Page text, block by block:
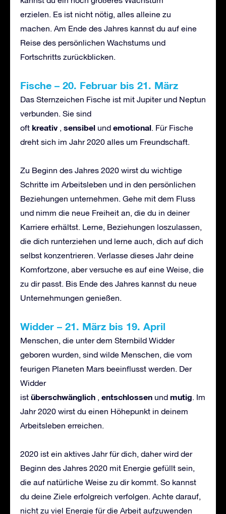
erzielen. Es ist nicht nötig, alles alleine zu
machen. Am Ende des Jahres kannst du auf eine
Reise des persönlichen Wachstums und
Fortschritts zurückblicken.
Fische – 20. Februar bis 21. März
Das Sternzeichen Fische ist mit Jupiter und Neptun
verbunden. Sie sind
oft kreativ , sensibel und emotional. Für Fische
dreht sich im Jahr 2020 alles um Freundschaft.
Zu Beginn des Jahres 2020 wirst du wichtige
Schritte im Arbeitsleben und in den persönlichen
Beziehungen unternehmen. Gehe mit dem Fluss
und nimm die neue Freiheit an, die du in deiner
Karriere erhältst. Lerne, Beziehungen loszulassen,
die dich runterziehen und lerne auch, dich auf dich
selbst konzentrieren. Verlasse dieses Jahr deine
Komfortzone, aber versuche es auf eine Weise, die
zu dir passt. Bis Ende des Jahres kannst du neue
Unternehmungen genießen.
Widder – 21. März bis 19. April
Menschen, die unter dem Sternbild Widder
geboren wurden, sind wilde Menschen, die vom
feurigen Planeten Mars beeinflusst werden. Der
Widder
ist überschwänglich , entschlossen und mutig. Im
Jahr 2020 wirst du einen Höhepunkt in deinem
Arbeitsleben erreichen.
2020 ist ein aktives Jahr für dich, daher wird der
Beginn des Jahres 2020 mit Energie gefüllt sein,
die auf natürliche Weise zu dir kommt. So kannst
du deine Ziele erfolgreich verfolgen. Achte darauf,
nicht zu viel Energie für die Arbeit aufzuwenden